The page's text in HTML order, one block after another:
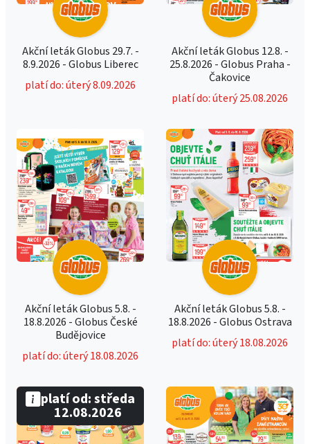
Akční leták Globus 29.7. -
8.9.2026 - Globus Liberec
platí do: úterý 8.09.2026
Akční leták Globus 12.8. -
25.8.2026 - Globus Praha -
Čakovice
platí do: úterý 25.08.2026
Akční leták Globus 5.8. -
18.8.2026 - Globus České
Budějovice
platí do: úterý 18.08.2026
Akční leták Globus 5.8. -
18.8.2026 - Globus Ostrava
platí do: úterý 18.08.2026
platí od: středa
12.08.2026